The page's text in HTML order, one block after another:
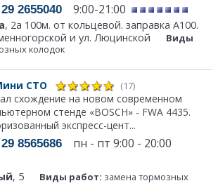
29 2655040 9:00-21:00
, 2а 100м. от кольцевой. заправка А100.
и ул. Люцинской
Виды
колодок
СТО (17)
схождение на новом современном
стенде «BOSCH» - FWA 4435.
экспресс-цент...
29 8565686 пн - пт 9:00 - 20:00
, 5 Виды работ: замена тормозных